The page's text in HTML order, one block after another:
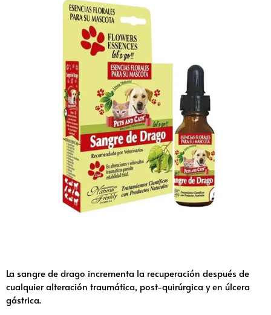
La sangre de drago incrementa la recuperación después de
cualquier alteración traumática, post-quirúrgica y en úlcera
gástrica.